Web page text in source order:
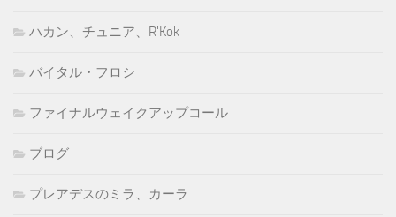
ハカン、チュニア、R'Kok
バイタル・フロシ
ファイナルウェイクアップコール
ブログ
プレアデスのミラ、カーラ